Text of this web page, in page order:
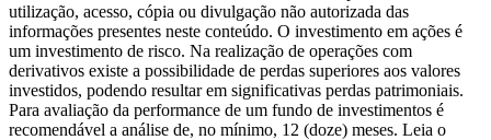
utilização, acesso, cópia ou divulgação não autorizada das
informações presentes neste conteúdo. O investimento em ações é
um investimento de risco. Na realização de operações com
derivativos existe a possibilidade de perdas superiores aos valores
investidos, podendo resultar em significativas perdas patrimoniais.
Para avaliação da performance de um fundo de investimentos é
recomendável a análise de, no mínimo, 12 (doze) meses. Leia o